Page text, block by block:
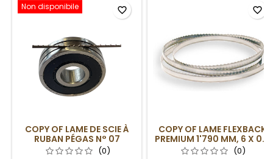
Non disponibile
COPY OF LAME DE SCIE À
RUBAN PÉGAS N° 07
(0)
favorite_border
COPY OF LAME FLEXBACK
PREMIUM 1'790 MM, 6 X 0.5
MM, 6DPP (0)
favorite_border